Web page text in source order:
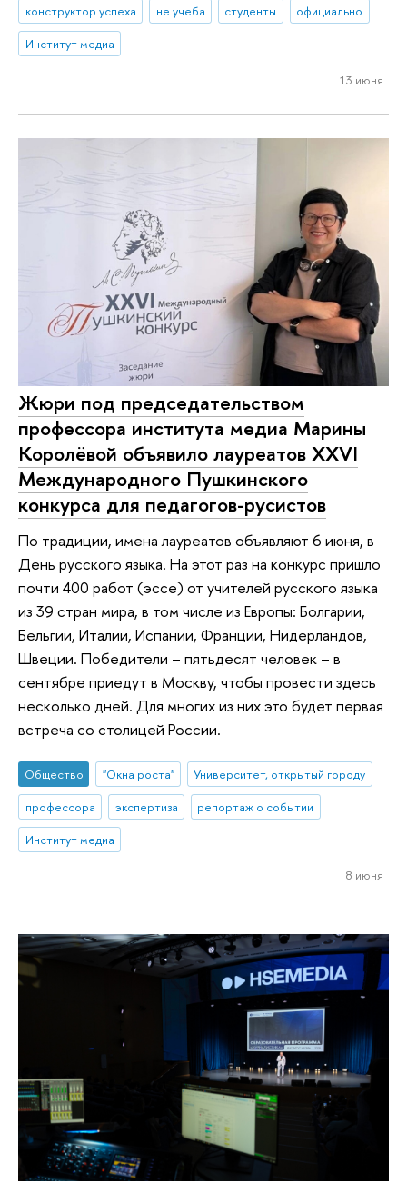
конструктор успеха
не учеба студенты
официально
Институт медиа
13 июня
Жюри под председательством
профессора института медиа Марины
Королёвой объявило лауреатов XXVI
Международного Пушкинского
конкурса для педагогов-русистов
По традиции, имена лауреатов объявляют 6 июня, в
День русского языка. На этот раз на конкурс пришло
почти 400 работ (эссе) от учителей русского языка
из 39 стран мира, в том числе из Европы: Болгарии,
Бельгии, Италии, Испании, Франции, Нидерландов,
Швеции. Победители – пятьдесят человек – в
сентябре приедут в Москву, чтобы провести здесь
несколько дней. Для многих из них это будет первая
встреча со столицей России.
Общество "Окна роста"
Университет, открытый городу
профессора
экспертиза
репортаж о событии
Институт медиа
8 июня